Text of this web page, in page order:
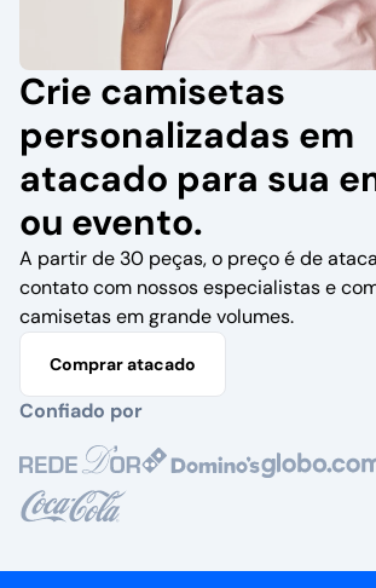
Crie camisetas
personalizadas em
atacado para sua
ou evento.
A partir de 30 peças, o preço é de
contato com nossos especialistas e
camisetas em grande volumes.
Comprar atacado
Confiado por